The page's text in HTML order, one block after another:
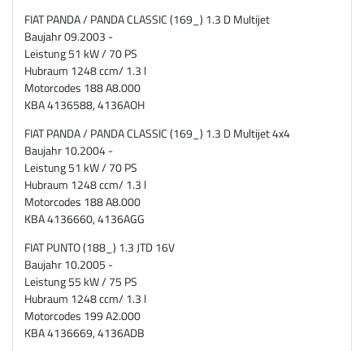
FIAT PANDA / PANDA CLASSIC (169_) 1.3 D Multijet
Baujahr 09.2003 -
Leistung 51 kW / 70 PS
Hubraum 1248 ccm/ 1.3 l
Motorcodes 188 A8.000
KBA 4136588, 4136AOH
FIAT PANDA / PANDA CLASSIC (169_) 1.3 D Multijet 4x4
Baujahr 10.2004 -
Leistung 51 kW / 70 PS
Hubraum 1248 ccm/ 1.3 l
Motorcodes 188 A8.000
KBA 4136660, 4136AGG
FIAT PUNTO (188_) 1.3 JTD 16V
Baujahr 10.2005 -
Leistung 55 kW / 75 PS
Hubraum 1248 ccm/ 1.3 l
Motorcodes 199 A2.000
KBA 4136669, 4136ADB